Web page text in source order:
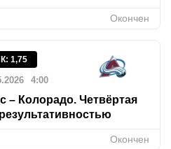
Окончен
К: 1,75
4:00
– Колорадо. Четвёртая
Окончен